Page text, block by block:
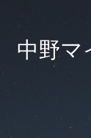
中野マ